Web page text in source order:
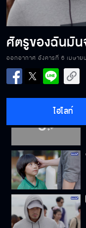
ศัตรูของฉันมัน
ออกอากาศ อังคารที่ 6 เมษาย
ไฮไลท์